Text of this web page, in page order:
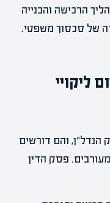
הרכישה והבנייה
של סכסוך משפטי.
ליקויי
הנדל"ן, והם דורשים
פסק הדין